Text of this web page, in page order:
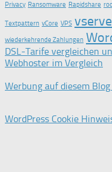
Privacy Ransomware Rapidshare
Textpattern vCore VPS
wiederkehrende Zahlungen
DSL-Tarife vergleichen
Webhoster im Vergleich
Werbung auf diesem
WordPress Cookie